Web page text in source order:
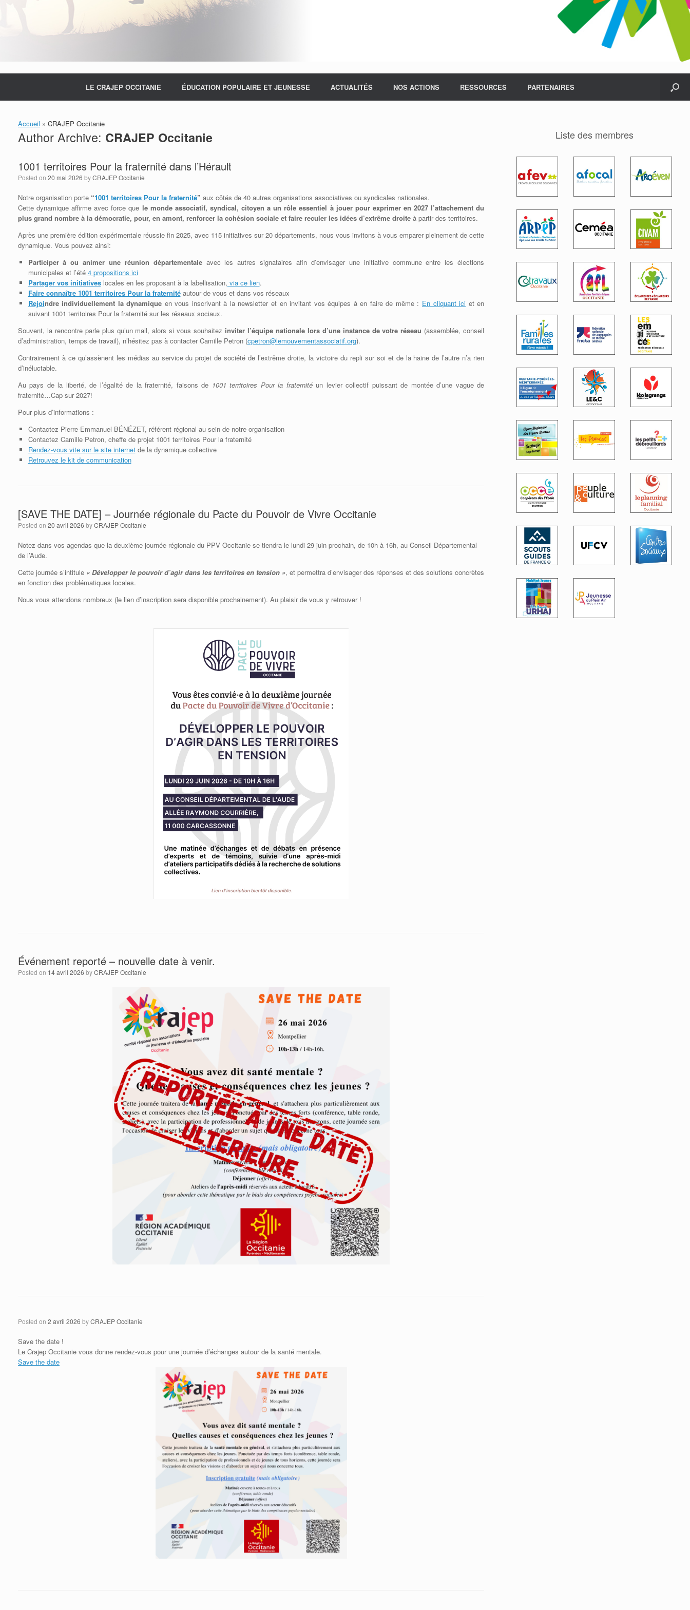
LE CRAJEP OCCITANIE ÉDUCATION POPULAIRE ET JEUNESSE ACTUALITÉS NOS ACTIONS RESSOURCES PARTENAIRES
Accueil » CRAJEP Occitanie
Author Archive: CRAJEP Occitanie
1001 territoires Pour la fraternité dans l’Hérault
Posted on 20 mai 2026 byCRAJEP Occitanie
Notre organisation porte “1001 territoires Pour la fraternité” aux côtés de 40 autres organisations associatives ou syndicales nationales.
Cette dynamique affirme avec force que le monde associatif, syndical, citoyen a un rôle essentiel à jouer pour exprimer en 2027 l’attachement du
plus grand nombre à la démocratie, pour, en amont, renforcer la cohésion sociale et faire reculer les idées d’extrême droite à partir des territoires.
Après une première édition expérimentale réussie fin 2025, avec 115 initiatives sur 20 départements, nous vous invitons à vous emparer pleinement de cette
dynamique. Vous pouvez ainsi:
Participer à ou animer une réunion départementale avec les autres signataires afin d’envisager une initiative commune entre les élections
municipales et l’été 4 propositions ici
Partager vos initiatives locales en les proposant à la labellisation, via ce lien.
Faire connaître 1001 territoires Pour la fraternitéautour de vous et dans vos réseaux
Rejoindre individuellement la dynamique en vous inscrivant à la newsletter et en invitant vos équipes à en faire de même : En cliquant ici et en
suivant 1001 territoires Pour la fraternité sur les réseaux sociaux.
Souvent, la rencontre parle plus qu’un mail, alors si vous souhaitez inviter l’équipe nationale lors d’une instance de votre réseau (assemblée, conseil
d’administration, temps de travail), n’hésitez pas à contacter Camille Petron (cpetron@lemouvementassociatif.org).
Contrairement à ce qu’assènent les médias au service du projet de société de l’extrême droite, la victoire du repli sur soi et de la haine de l’autre n’a rien
d’inéluctable.
Au pays de la liberté, de l’égalité de la fraternité, faisons de 1001 territoires Pour la fraternitéun levier collectif puissant de montée d’une vague de
fraternité…Cap sur 2027!
Pour plus d’informations :
Contactez Pierre-Emmanuel BÉNÉZET, référent régional au sein de notre organisation
Contactez Camille Petron, cheffe de projet 1001 territoires Pour la fraternité
Rendez-vous vite sur le site internetde la dynamique collective
Retrouvez le kit de communication
[SAVE THE DATE] – Journée régionale du Pacte du Pouvoir de Vivre Occitanie
Posted on 20 avril 2026 byCRAJEP Occitanie
Notez dans vos agendas que la deuxième journée régionale du PPV Occitanie se tiendra le lundi 29 juin prochain, de 10h à 16h, au Conseil Départemental
de l’Aude.
Cette journée s’intitule « Développer le pouvoir d’agir dans les territoires en tension », et permettra d’envisager des réponses et des solutions concrètes
en fonction des problématiques locales.
Nous vous attendons nombreux (le lien d’inscription sera disponible prochainement). Au plaisir de vous y retrouver !
Événement reporté – nouvelle date à venir.
Posted on 14 avril 2026 byCRAJEP Occitanie
Posted on 2 avril 2026 byCRAJEP Occitanie
Save the date !
Le Crajep Occitanie vous donne rendez-vous pour une journée d’échanges autour de la santé mentale.
Save the date
Liste des membres